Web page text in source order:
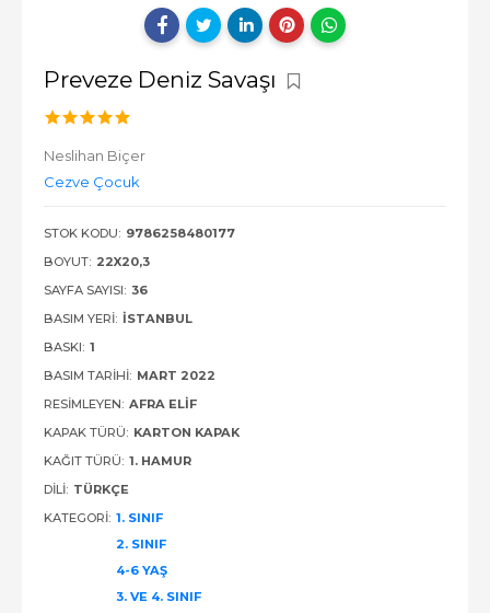
Preveze Deniz Savaşı
Neslihan Biçer
Cezve Çocuk
STOK KODU: 9786258480177
BOYUT: 22X20,3
SAYFA SAYISI: 36
BASIM YERI: İSTANBUL
BASKI: 1
BASIM TARIHI: MART 2022
RESIMLEYEN: AFRA ELIF
KAPAK TÜRÜ: KARTON KAPAK
KAĞIT TÜRÜ: 1. HAMUR
DILI: TÜRKÇE
KATEGORI: 1. SINIF
2. SINIF
4-6 YAŞ
3. VE 4. SINIF